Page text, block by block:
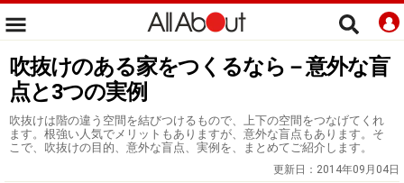
吹抜けのある家をつくるなら－意外な盲
点と3つの実例
吹抜けは階の違う空間を結びつけるもので、上下の空間をつなげてくれ
ます。根強い人気でメリットもありますが、意外な盲点もあります。そ
こで、吹抜けの目的、意外な盲点、実例を、まとめてご紹介します。
更新日： 2014年09月04日